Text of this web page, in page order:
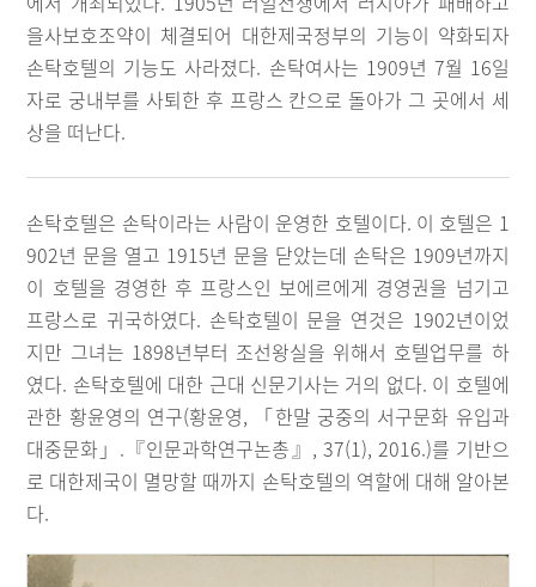
을사보호조약이 체결되어 대한제국정부의 기능이 약화되자
손탁호텔의 기능도 사라졌다. 손탁여사는 1909년 7월 16일
자로 궁내부를 사퇴한 후 프랑스 칸으로 돌아가 그 곳에서 세
상을 떠난다.
손탁호텔은 손탁이라는 사람이 운영한 호텔이다. 이 호텔은 1
902년 문을 열고 1915년 문을 닫았는데 손탁은 1909년까지
이 호텔을 경영한 후 프랑스인 보에르에게 경영권을 넘기고
프랑스로 귀국하였다. 손탁호텔이 문을 연것은 1902년이었
지만 그녀는 1898년부터 조선왕실을 위해서 호텔업무를 하
였다. 손탁호텔에 대한 근대 신문기사는 거의 없다. 이 호텔에
관한 황윤영의 연구(황윤영, 「한말 궁중의 서구문화 유입과
대중문화」.『인문과학연구논총』, 37(1), 2016.)를 기반으
로 대한제국이 멸망할 때까지 손탁호텔의 역할에 대해 알아본
다.